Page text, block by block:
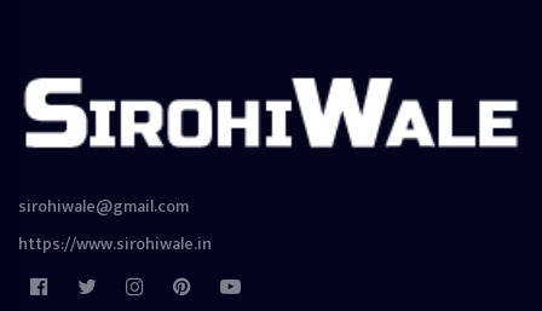
sirohiwale@gmail.com
https://www.sirohiwale.in